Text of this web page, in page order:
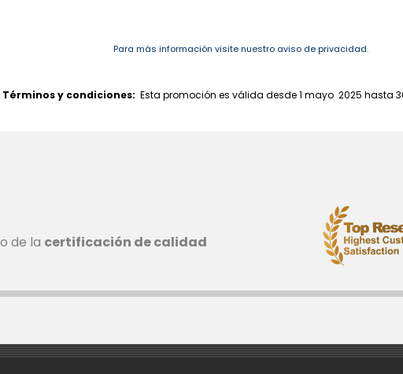
Para más información visite nuestro aviso de privacidad.
Términos y condiciones: Esta promoción es válida desde 1 mayo 2025 hasta
de la certificación de calidad